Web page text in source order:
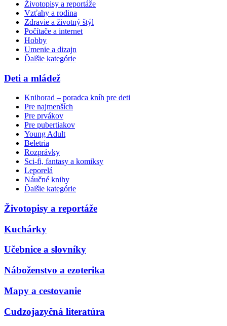
Životopisy a reportáže
Vzťahy a rodina
Zdravie a životný štýl
Počítače a internet
Hobby
Umenie a dizajn
Ďalšie kategórie
Deti a mládež
Knihorad – poradca kníh pre deti
Pre najmenších
Pre prvákov
Pre pubertiakov
Young Adult
Beletria
Rozprávky
Sci-fi, fantasy a komiksy
Leporelá
Náučné knihy
Ďalšie kategórie
Životopisy a reportáže
Kuchárky
Učebnice a slovníky
Náboženstvo a ezoterika
Mapy a cestovanie
Cudzojazyčná literatúra